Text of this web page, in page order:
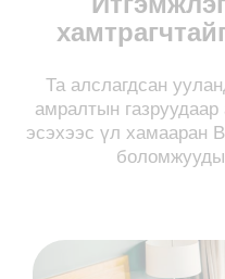
Та алслагдсан
амралтын
эсэхээс үл хамааран